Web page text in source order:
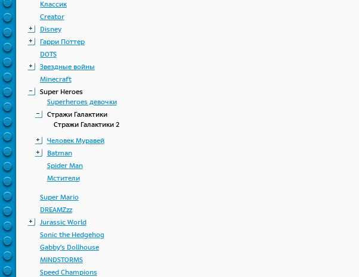
Классик
Creator
Disney
Гарри Поттер
DOTS
Звездные войны
Minecraft
Super Heroes
Superheroes девочки
Стражи Галактики
Стражи Галактики 2
Человек Муравей
Batman
Spider Man
Мстители
Super Mario
DREAMZzz
Jurassic World
Sonic the Hedgehog
Gabby's Dollhouse
MINDSTORMS
Speed Champions